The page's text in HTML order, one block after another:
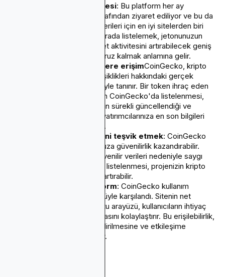
Muazzum izleyici kitlesi: Bu platform her ay
milyonlarca kullanıcı tarafından ziyaret ediliyor ve bu da
onu kripto para birimi verileri için en iyi sitelerden biri
yapıyor. Jetonunuzu burada listelemek, jetonunuzun
görünürlüğünü ve ticaret aktivitesini artırabilecek geniş
ve çeşitli bir kitleye maruz kalmak anlamına gelir.
Gerçek zamanlı verilere erişimCoinGecko, kripto
fiyatları ve piyasa değişiklikleri hakkındaki gerçek
zamanlı güncellemeleriyle tanınır. Bir token ihraç eden
biri için, dijital varlığınızın CoinGecko'da listelenmesi,
performans metriklerinin sürekli güncellendiği ve
mevcut ve potansiyel yatırımcılarınıza en son bilgileri
sağladığı anlamına gelir.
Markanıza olan güveni teşvik etmek: CoinGecko
ile ilişkili olmak jetonunuza güvenilirlik kazandırabilir.
Platforma doğru ve güvenilir verileri nedeniyle saygı
duyulur ve jetonunuzun listelenmesi, projenizin kripto
topluluğundaki itibarını artırabilir.
Kullanıcı dostu platform: CoinGecko kullanım
kolaylığı nedeniyle övgüyle karşılandı. Sitenin net
düzeni ve kullanıcı dostu arayüzü, kullanıcıların ihtiyaç
duydukları verileri bulmasını kolaylaştırır. Bu erişilebilirlik,
paydaşlarınızın bilgilendirilmesine ve etkileşime
girmesine yardımcı olur.